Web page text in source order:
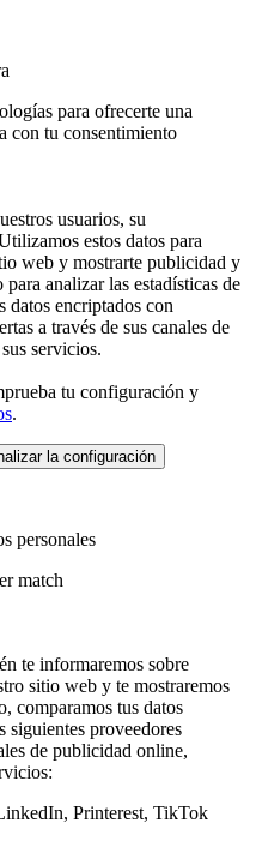
para ofrecerte una
con tu consentimiento
usuarios, su
estos datos para
web y mostrarte publicidad y
analizar las estadísticas de
datos encriptados con
a través de sus canales de
servicios.
tu configuración y
.
la configuración
personales
match
te informaremos sobre
sitio web y te mostraremos
comparamos tus datos
siguientes proveedores
de publicidad online,
Printerest, TikTok